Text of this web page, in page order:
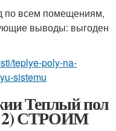
по всем помещениям,
выводы: выгоден
teplye-poly-na-
sistemu
Теплый пол
2) СТРОИМ